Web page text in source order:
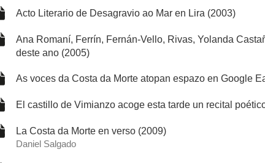
Acto Literario de Desagravio ao Mar en Lira (2003)
Ana Romaní, Ferrín, Fernán-Vello, Rivas, Yolanda
deste ano (2005)
As voces da Costa da Morte atopan espazo en Google
El castillo de Vimianzo acoge esta tarde un recital
La Costa da Morte en verso (2009)
Daniel Salgado